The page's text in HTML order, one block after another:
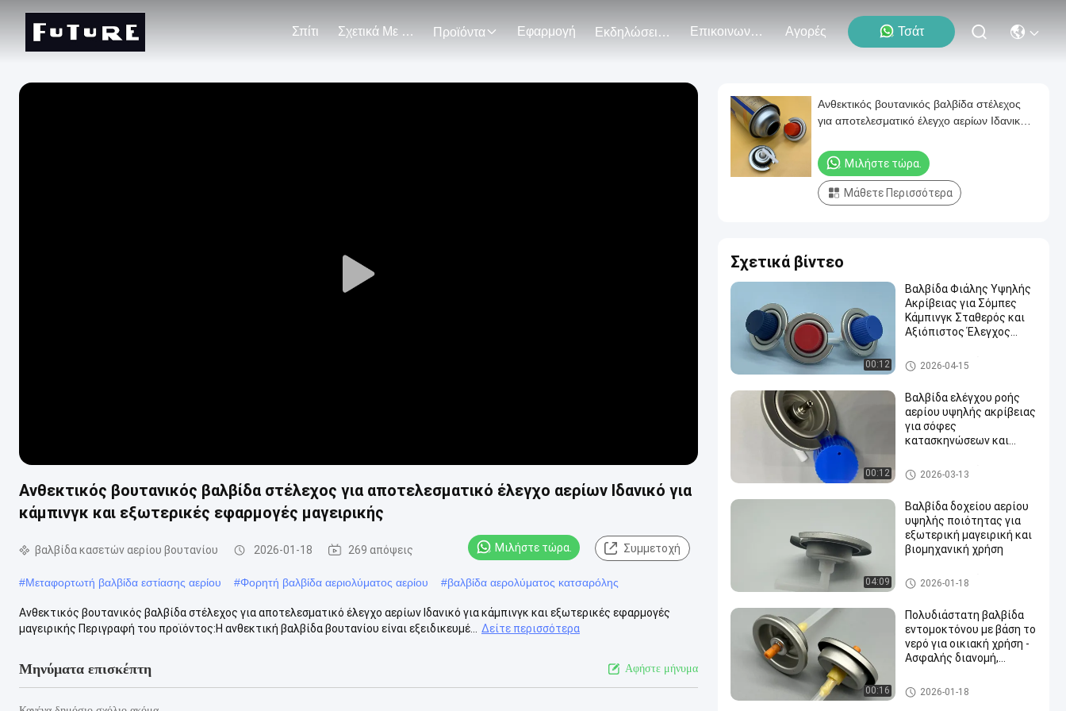
Σπίτι Σχετικά Με Εμάς Προϊόντα Εφαρμογή Εκδηλώσεις Επικοινωνήστε Μαζί Μας Αγορές Τσάτ
Play
Ανθεκτικός βουτανικός βαλβίδα στέλεχος για αποτελεσματικό έλεγχο αερίων Ιδανικό για
κάμπινγκ και εξωτερικές εφαρμογές μαγειρικής
βαλβίδα κασετών αερίου βουτανίου 2026-01-18 269 απόψεις Μιλήστε τώρα. Συμμετοχή
#Μεταφορτωτή βαλβίδα εστίασης αερίου #Φορητή βαλβίδα αεριολύματος αερίου #βαλβίδα αερολύματος κατσαρόλης
Ανθεκτικός βουτανικός βαλβίδα στέλεχος για αποτελεσματικό έλεγχο αερίων Ιδανικό για κάμπινγκ και εξωτερικές εφαρμογές
μαγειρικής Περιγραφή του προϊόντος:Η ανθεκτική βαλβίδα βουτανίου είναι εξειδικευμέ...
Δείτε περισσότερα
Μηνύματα επισκέπτη Αφήστε μήνυμα
Ανθεκτικός βουτανικός βαλβίδα στέλεχος
για αποτελεσματικό έλεγχο αερίων Ιδανικό
μαγειρικής
Μιλήστε τώρα.
Μάθετε Περισσότερα
Σχετικά βίντεο
00:12
Βαλβίδα Φιάλης Υψηλής
Ακρίβειας για Σόμπες
Κάμπινγκ Σταθερός και
Αξιόπιστος Έλεγχος
βαλβίδα κασετών αερίου βο
υτανίου
2026-04-15
00:12
Βαλβίδα ελέγχου ροής
αερίου υψηλής ακρίβειας
για σόφες
κατασκηνώσεων και
βαλβίδα κασετών αερίου βο
υτανίου
2026-03-13
04:09
Βαλβίδα δοχείου αερίου
υψηλής ποιότητας για
εξωτερική μαγειρική και
βιομηχανική χρήση
βαλβίδα κασετών αερίου βο
υτανίου
2026-01-18
00:16
Πολυδιάστατη βαλβίδα
εντομοκτόνου με βάση το
νερό για οικιακή χρήση -
Ασφαλής διανομή,
water alcohol based insecticid
e valve
2026-01-18